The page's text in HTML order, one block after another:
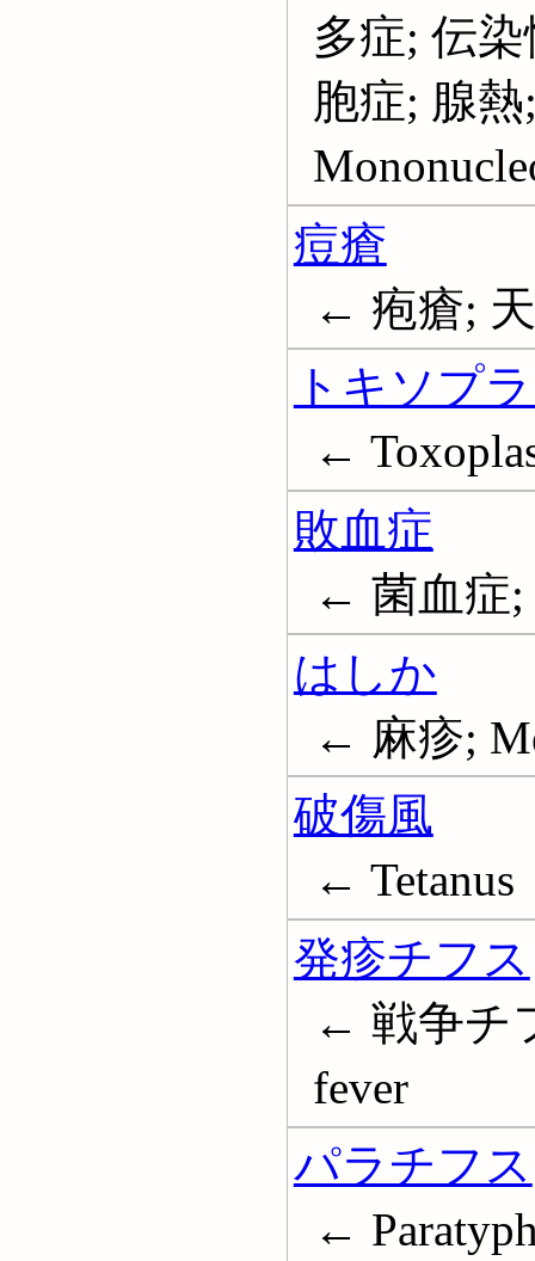
多症; 伝
胞症; 腺
痘瘡
← 疱瘡;
トキソプ
←
敗血症
← 菌血症;
はしか
← 麻疹;
破傷風
← Tetanus
発疹チフス
← 戦争チ
fever
パラチフス
←